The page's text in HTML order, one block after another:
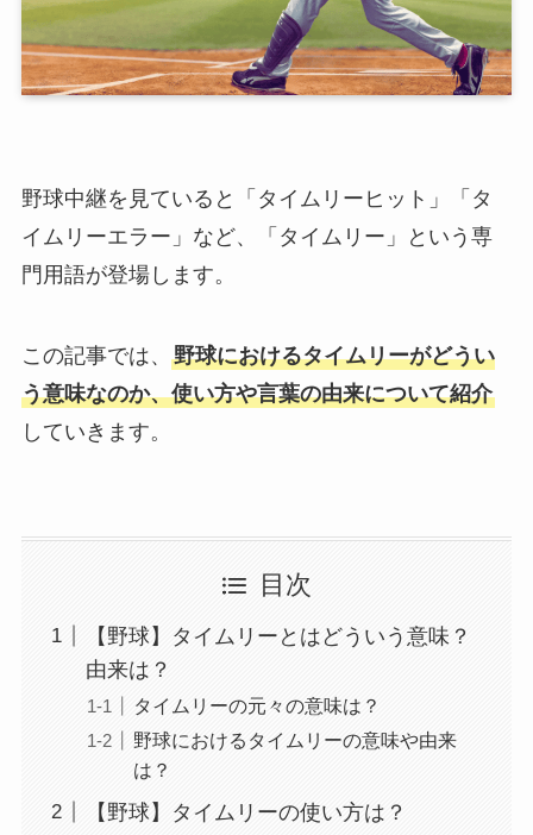
野球中継を見ていると「タイムリーヒット」「タ
イムリーエラー」など、「タイムリー」という専
門用語が登場します。
この記事では、 野球におけるタイムリーがどうい
う意味なのか、使い方や言葉の由来について紹介
していきます。
目次
【野球】タイムリーとはどういう意味？
由来は？
タイムリーの元々の意味は？
野球におけるタイムリーの意味や由来
は？
【野球】タイムリーの使い方は？